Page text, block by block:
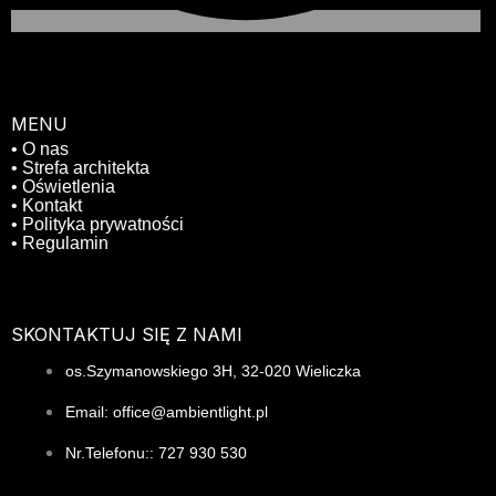
MENU
• O nas
• Strefa architekta
• Oświetlenia
• Kontakt
• Polityka prywatności
• Regulamin
SKONTAKTUJ SIĘ Z NAMI
os.Szymanowskiego 3H, 32-020 Wieliczka
Email: office@ambientlight.pl
Nr.Telefonu:: 727 930 530